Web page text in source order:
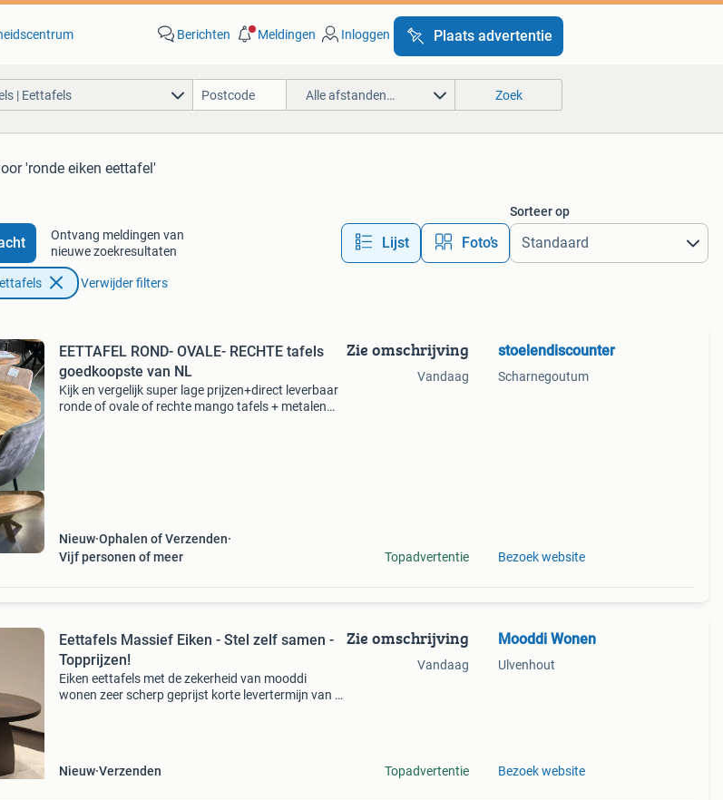
Berichten Meldingen Inloggen Plaats advertentie
| Eettafels Alle afstanden… Zoek
'ronde eiken eettafel'
Ontvang meldingen van
nieuwe zoekresultaten
Lijst Foto’s
Sorteer op
Verwijder filters
EETTAFEL ROND- OVALE- RECHTE tafels
goedkoopste van NL
Kijk en vergelijk super lage prijzen+direct leverbaar
ronde of ovale of rechte mango tafels + metalen
Nieuw Ophalen of Verzenden
Vijf personen of meer
Zie omschrijving
Vandaag
Topadvertentie
stoelendiscounter
Scharnegoutum
Bezoek website
Eettafels Massief Eiken - Stel zelf samen -
Topprijzen!
Eiken eettafels met de zekerheid van mooddi
wonen zeer scherp geprijst korte levertermijn van 4-
Nieuw Verzenden
Zie omschrijving
Vandaag
Topadvertentie
Mooddi Wonen
Ulvenhout
Bezoek website